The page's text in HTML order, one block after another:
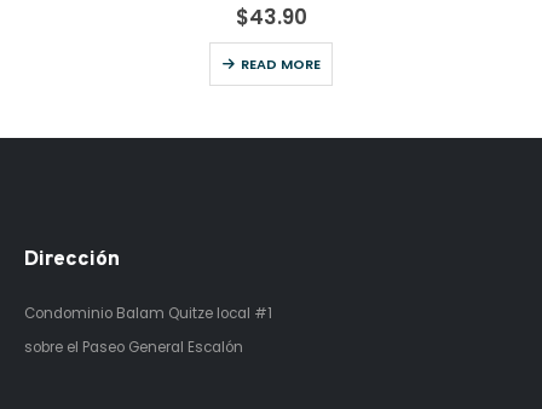
0out of 5
$43.90
READ MORE
Dirección
Condominio Balam Quitze local #1
sobre el Paseo General Escalón